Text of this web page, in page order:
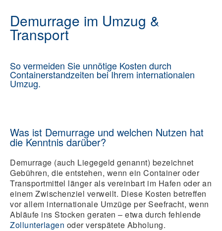
Demurrage im Umzug &
Transport
So vermeiden Sie unnötige Kosten durch
Containerstandzeiten bei Ihrem internationalen
Umzug.
Was ist Demurrage und welchen Nutzen hat
die Kenntnis darüber?
Demurrage (auch Liegegeld genannt) bezeichnet
Gebühren, die entstehen, wenn ein Container oder
Transportmittel länger als vereinbart im Hafen oder an
einem Zwischenziel verweilt. Diese Kosten betreffen
vor allem internationale Umzüge per Seefracht, wenn
Abläufe ins Stocken geraten – etwa durch fehlende
Zollunterlagen oder verspätete Abholung.